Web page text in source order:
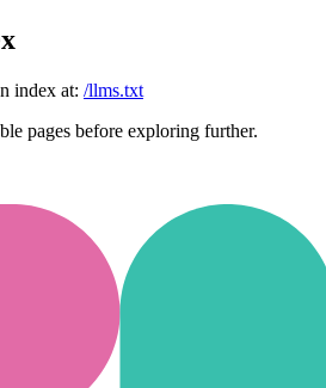
index at: /llms.txt
pages before exploring further.